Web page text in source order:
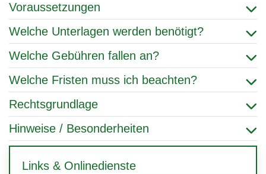
Voraussetzungen
Welche Unterlagen werden benötigt?
Welche Gebühren fallen an?
Welche Fristen muss ich beachten?
Rechtsgrundlage
Hinweise / Besonderheiten
Links & Onlinedienste